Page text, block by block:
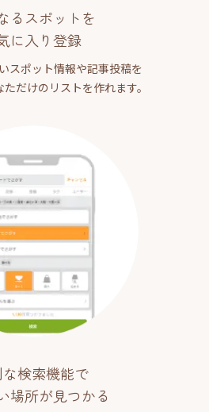
るスポットを
に入り登録
スポット情報や記事投稿を
だけのリストを作れます。
検索機能で
場所が見つかる